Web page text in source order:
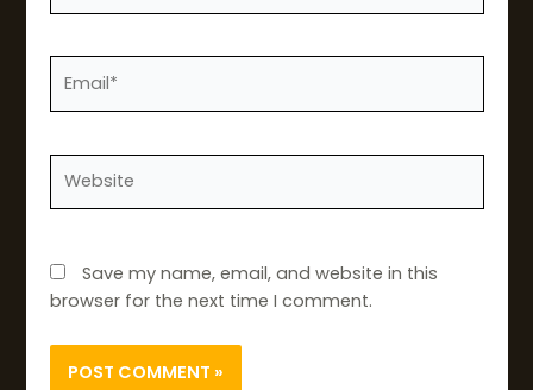
Save my name, email, and website in this
browser for the next time I comment.